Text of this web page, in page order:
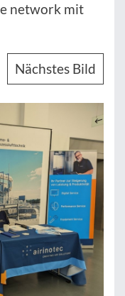
network mit
Nächstes Bild